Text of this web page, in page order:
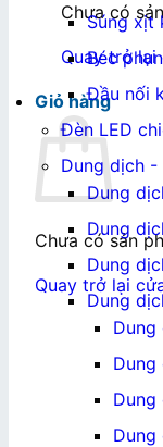
Chưa có
Quay trở lại
Giỏ hàng
Chưa có sản
Quay trở lại
Súng xịt
Béc
Đầu nối
Đèn LED
Dung dịch
Dung
Dung
Dung
Dung
Dung
Dung